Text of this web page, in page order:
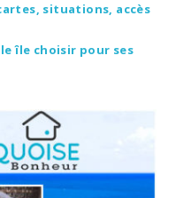
situations, accès
île choisir pour ses